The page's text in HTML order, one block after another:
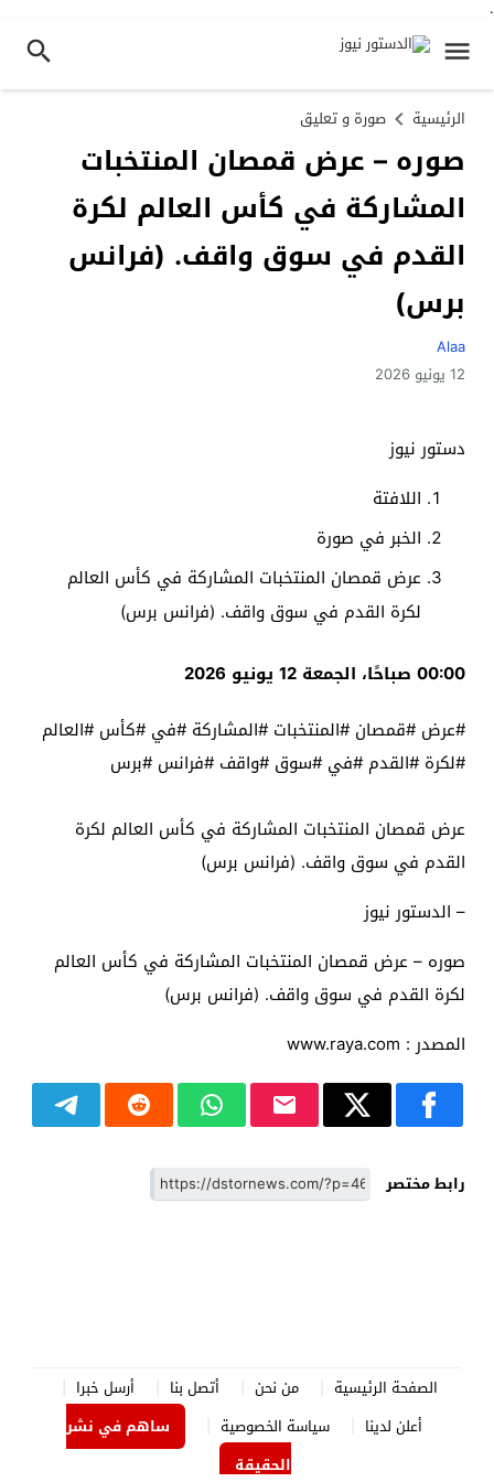
.
الرئيسية صورة و تعليق
صوره – عرض قمصان المنتخبات
المشاركة في كأس العالم لكرة
القدم في سوق واقف. (فرانس
برس)
Alaa
12 يونيو 2026
دستور نيوز
اللافتة
الخبر في صورة
عرض قمصان المنتخبات المشاركة في كأس العالم
لكرة القدم في سوق واقف. (فرانس برس)
00:00 صباحًا، الجمعة 12 يونيو 2026
#عرض #قمصان #المنتخبات #المشاركة #في #كأس #العالم
#لكرة #القدم #في #سوق #واقف #فرانس #برس
عرض قمصان المنتخبات المشاركة في كأس العالم لكرة
القدم في سوق واقف. (فرانس برس)
– الدستور نيوز
صوره – عرض قمصان المنتخبات المشاركة في كأس العالم
لكرة القدم في سوق واقف. (فرانس برس)
المصدر : www.raya.com
رابط مختصر
الصفحة الرئيسية من نحن أتصل بنا
أرسل خبرا
أعلن لدينا
سياسة الخصوصية
ساهم في نشر
الحقيقة